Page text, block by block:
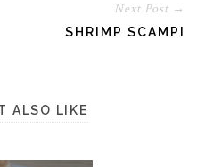
Next Post →
SHRIMP SCAMPI
ALSO LIKE